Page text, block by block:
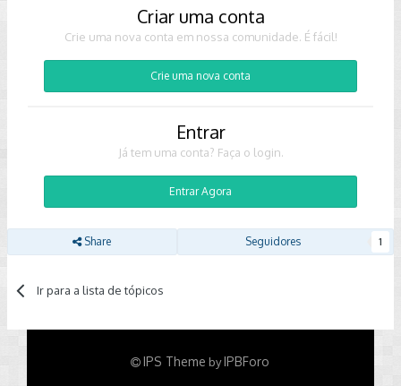
Criar uma conta
Crie uma nova conta em nossa comunidade. É fácil!
Crie uma nova conta
Entrar
Já tem uma conta? Faça o login.
Entrar Agora
Share Seguidores 1
Ir para a lista de tópicos
IPS Theme byIPBForo